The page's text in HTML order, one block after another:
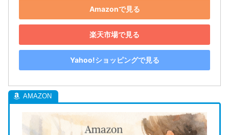
Amazonで見る
楽天市場で見る
Yahoo!ショッピングで見る